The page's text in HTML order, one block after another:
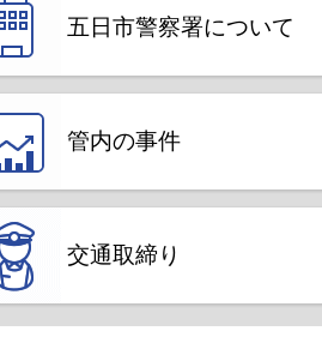
五日市警察署について
管内の事件
交通取締り